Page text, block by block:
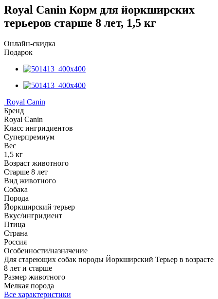
Royal Canin Корм для йоркширских
терьеров старше 8 лет, 1,5 кг
Онлайн-скидка
Подарок
Royal Canin
Бренд
Royal Canin
Класс ингридиентов
Суперпремиум
Вес
1,5 кг
Возраст животного
Старше 8 лет
Вид животного
Собака
Порода
Йоркширский терьер
Вкус/ингридиент
Птица
Страна
Россия
Особенности/назначение
Для стареющих собак породы Йоркширский Терьер в возрасте
8 лет и старше
Размер животного
Мелкая порода
Все характеристики